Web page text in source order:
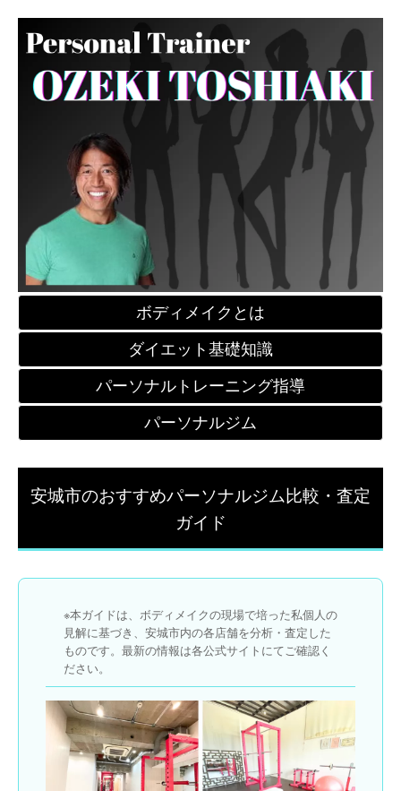
ボディメイクとは
ダイエット基礎知識
パーソナルトレーニング指導
パーソナルジム
安城市のおすすめパーソナルジム比較・査定
ガイド
※本ガイドは、ボディメイクの現場で培った私個人の
見解に基づき、安城市内の各店舗を分析・査定した
ものです。最新の情報は各公式サイトにてご確認く
ださい。